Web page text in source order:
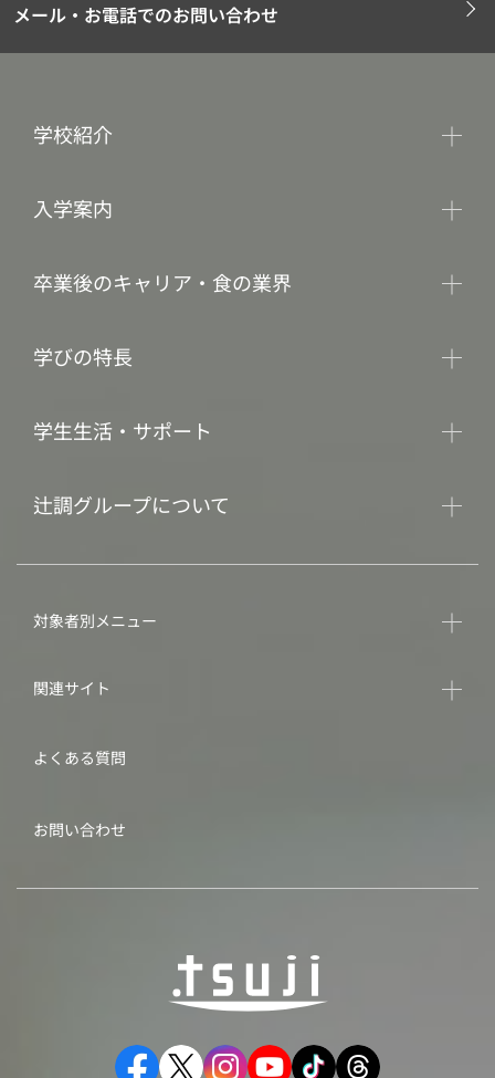
メール・お電話でのお問い合わせ
学校紹介
入学案内
卒業後のキャリア・食の業界
学びの特長
学生生活・サポート
辻調グループについて
対象者別メニュー
関連サイト
よくある質問
お問い合わせ